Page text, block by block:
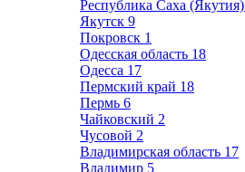
Республика Саха (Якутия)
Якутск 9
Покровск 1
Одесская область 18
Одесса 17
Пермский край 18
Пермь 6
Чайковский 2
Чусовой 2
Владимирская область 17
Владимир 5